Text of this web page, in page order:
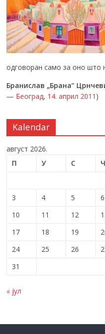
одговоран само за оно што
Бранислав „Брана”
— Београд, 14. април 2011 )
Kalendar
август 2026.
П
У С Ч
3
4 5 6
10
11 12
17
18 19
24
25 26
31
« јул